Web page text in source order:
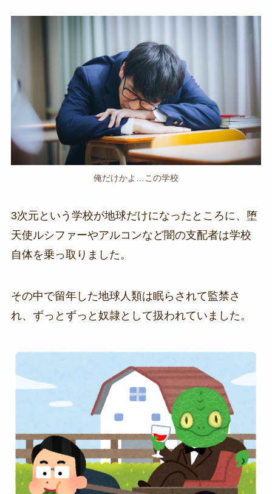
俺だけかよ…この学校
3次元という学校が地球だけになったところに、堕
天使ルシファーやアルコンなど闇の支配者は学校
自体を乗っ取りました。
その中で留年した地球人類は眠らされて監禁さ
れ、ずっとずっと奴隷として扱われていました。